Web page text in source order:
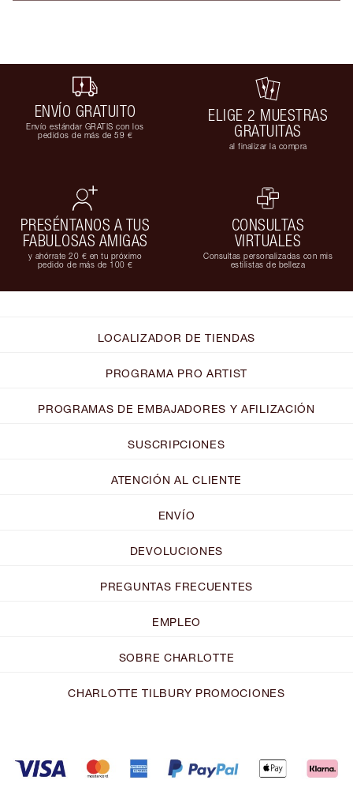
ENVÍO GRATUITO
Envío estándar GRATIS con los
pedidos de más de 59 €
ELIGE 2 MUESTRAS
GRATUITAS
al finalizar la compra
PRESÉNTANOS A TUS
FABULOSAS AMIGAS
y ahórrate 20 € en tu próximo
pedido de más de 100 €
CONSULTAS
VIRTUALES
Consultas personalizadas con mis
estilistas de belleza
LOCALIZADOR DE TIENDAS
PROGRAMA PRO ARTIST
PROGRAMAS DE EMBAJADORES Y AFILIZACIÓN
SUSCRIPCIONES
ATENCIÓN AL CLIENTE
ENVÍO
DEVOLUCIONES
PREGUNTAS FRECUENTES
EMPLEO
SOBRE CHARLOTTE
CHARLOTTE TILBURY PROMOCIONES